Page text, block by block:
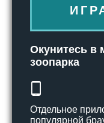
Окунитесь в
зоопарка
Отдельное
популярной